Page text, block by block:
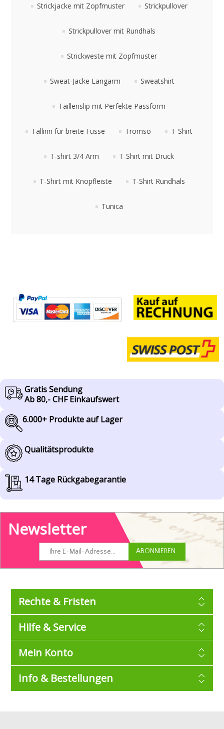
Strickjacke mit Zopfmuster Strickpullover
Strickpullover mit Rundhals
Strickweste mit Zopfmuster
Sweat-Jacke Langarm Sweatshirt
Taillenslip mit Perfekte Passform
Tallinn für breite Füsse Tromsö T-Shirt
T-shirt 3/4 Arm T-Shirt mit Druck
T-Shirt mit Knopfleiste T-Shirt Rundhals
Tunica
Gratis Sendung
Ab 80,- CHF Einkaufswert
6.000+ Produkte auf Lager
Qualitätsprodukte
14 Tage Rückgabegarantie
Newsletter
Rechte & Fristen
Hilfe & Service
Mein Konto
Info & Bestellungen